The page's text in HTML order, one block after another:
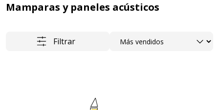
Mamparas y paneles acústicos
Filtrar Ordenar